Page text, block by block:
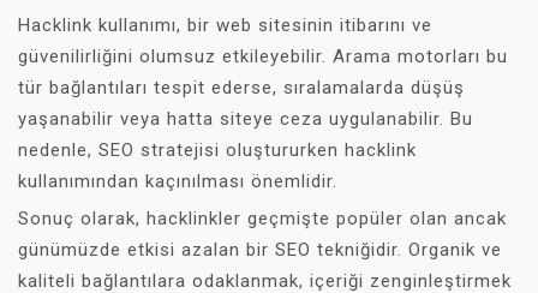
Hacklink kullanımı, bir web sitesinin itibarını ve
güvenilirliğini olumsuz etkileyebilir. Arama motorları bu
tür bağlantıları tespit ederse, sıralamalarda düşüş
yaşanabilir veya hatta siteye ceza uygulanabilir. Bu
nedenle, SEO stratejisi oluştururken hacklink
kullanımından kaçınılması önemlidir.
Sonuç olarak, hacklinkler geçmişte popüler olan ancak
günümüzde etkisi azalan bir SEO tekniğidir. Organik ve
kaliteli bağlantılara odaklanmak, içeriği zenginleştirmek